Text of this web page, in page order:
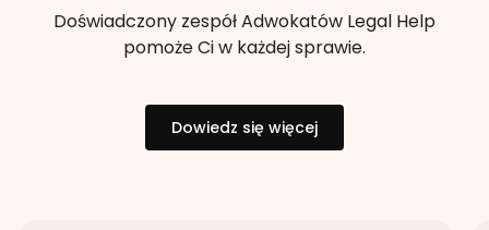
Doświadczony zespół Adwokatów Legal Help
pomoże Ci w każdej sprawie.
Dowiedz się więcej